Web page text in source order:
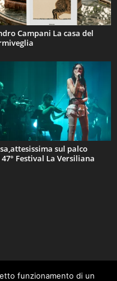
Campani La casa del
sul palco
Festival La Versiliana
funzionamento di un